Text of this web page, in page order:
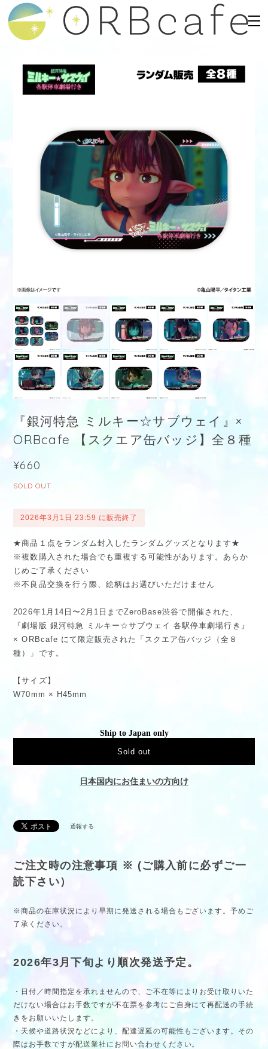
『銀河特急 ミルキー☆サブウェイ』×
ORBcafe 【スクエア缶バッジ】全８種
¥660
SOLD OUT
2026年3月1日 23:59 に販売終了
★商品１点をランダム封入したランダムグッズとなります★
※複数購入された場合でも重複する可能性があります。あらか
じめご了承ください
※不良品交換を行う際、絵柄はお選びいただけません
2026年1月14日〜2月1日までZeroBase渋谷で開催された、
『劇場版 銀河特急 ミルキー☆サブウェイ 各駅停車劇場行き』
× ORBcafe にて限定販売された「スクエア缶バッジ（全８
種）」です。
【サイズ】
W70mm × H45mm
Ship to Japan only
Sold out
日本国内にお住まいの方向け
通報する
ご注文時の注意事項 ※ (ご購入前に必ずご一
読下さい）
※商品の在庫状況により早期に発送される場合もございます。予めご
了承ください。
2026年3月下旬より順次発送予定。
・日付／時間指定を承れませんので、ご不在等によりお受け取りいた
だけない場合はお手数ですが不在票を参考にご自身にて再配送の手続
きをお願いいたします。
・天候や道路状況などにより、配達遅延の可能性もございます。その
際はお手数ですが配送業社にお問い合わせください。